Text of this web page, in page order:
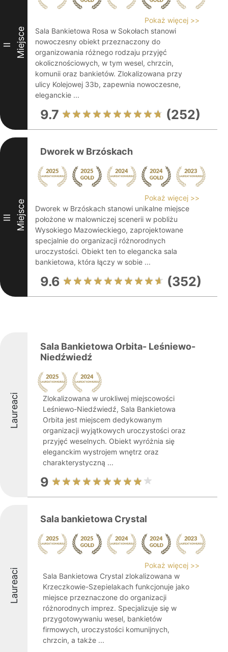
II Miejsce
Pokaż więcej >>
Sala Bankietowa Rosa w Sokołach stanowi
nowoczesny obiekt przeznaczony do
organizowania różnego rodzaju przyjęć
okolicznościowych, w tym wesel, chrzcin,
komunii oraz bankietów. Zlokalizowana przy
ulicy Kolejowej 33b, zapewnia nowoczesne,
eleganckie ...
9.7 (252)
III Miejsce
Dworek w Brzóskach
Pokaż więcej >>
Dworek w Brzóskach stanowi unikalne miejsce
położone w malowniczej scenerii w pobliżu
Wysokiego Mazowieckiego, zaprojektowane
specjalnie do organizacji różnorodnych
uroczystości. Obiekt ten to elegancka sala
bankietowa, która łączy w sobie ...
9.6 (352)
Laureaci
Sala Bankietowa Orbita- Leśniewo-
Niedźwiedź
Zlokalizowana w urokliwej miejscowości
Leśniewo-Niedźwiedź, Sala Bankietowa
Orbita jest miejscem dedykowanym
organizacji wyjątkowych uroczystości oraz
przyjęć weselnych. Obiekt wyróżnia się
eleganckim wystrojem wnętrz oraz
charakterystyczną ...
9
Laureaci
Sala bankietowa Crystal
Pokaż więcej >>
Sala Bankietowa Crystal zlokalizowana w
Krzeczkowie-Szepielakach funkcjonuje jako
miejsce przeznaczone do organizacji
różnorodnych imprez. Specjalizuje się w
przygotowywaniu wesel, bankietów
firmowych, uroczystości komunijnych,
chrzcin, a także ...